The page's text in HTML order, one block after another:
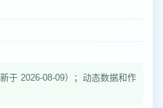
于 2026-08-09）；动态数据和作